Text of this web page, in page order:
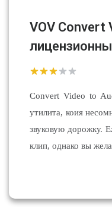
VOV Convert
Convert Video to
утилита, коия
звуковую дорожку.
клип, однако вы